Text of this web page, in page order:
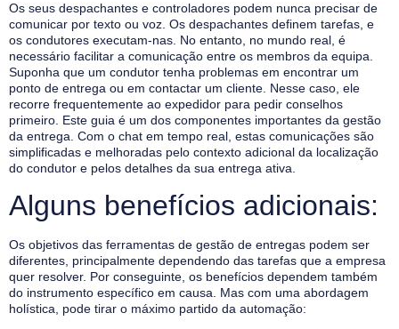
Os seus despachantes e controladores podem nunca precisar de
comunicar por texto ou voz. Os despachantes definem tarefas, e
os condutores executam-nas. No entanto, no mundo real, é
necessário facilitar a comunicação entre os membros da equipa.
Suponha que um condutor tenha problemas em encontrar um
ponto de entrega ou em contactar um cliente. Nesse caso, ele
recorre frequentemente ao expedidor para pedir conselhos
primeiro. Este guia é um dos componentes importantes da gestão
da entrega. Com o chat em tempo real, estas comunicações são
simplificadas e melhoradas pelo contexto adicional da localização
do condutor e pelos detalhes da sua entrega ativa.
Alguns benefícios adicionais:
Os objetivos das ferramentas de gestão de entregas podem ser
diferentes, principalmente dependendo das tarefas que a empresa
quer resolver. Por conseguinte, os benefícios dependem também
do instrumento específico em causa. Mas com uma abordagem
holística, pode tirar o máximo partido da automação: